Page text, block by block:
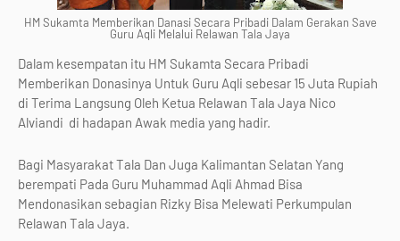
HM Sukamta Memberikan Danasi Secara Pribadi Dalam Gerakan Save
Guru Aqli Melalui Relawan Tala Jaya
Dalam kesempatan itu HM Sukamta Secara Pribadi
Memberikan Donasinya Untuk Guru Aqli sebesar 15 Juta Rupiah
di Terima Langsung Oleh Ketua Relawan Tala Jaya Nico
Alviandi di hadapan Awak media yang hadir.
Bagi Masyarakat Tala Dan Juga Kalimantan Selatan Yang
berempati Pada Guru Muhammad Aqli Ahmad Bisa
Mendonasikan sebagian Rizky Bisa Melewati Perkumpulan
Relawan Tala Jaya.